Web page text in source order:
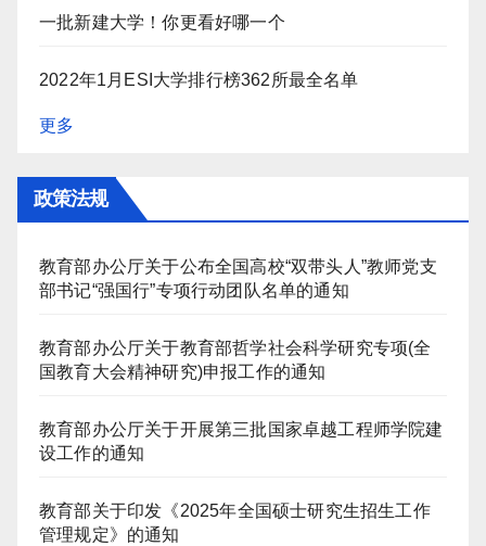
一批新建大学！你更看好哪一个
2022年1月ESI大学排行榜362所最全名单
更多
政策法规
教育部办公厅关于公布全国高校“双带头人”教师党支
部书记“强国行”专项行动团队名单的通知
教育部办公厅关于教育部哲学社会科学研究专项(全
国教育大会精神研究)申报工作的通知
教育部办公厅关于开展第三批国家卓越工程师学院建
设工作的通知
教育部关于印发《2025年全国硕士研究生招生工作
管理规定》的通知